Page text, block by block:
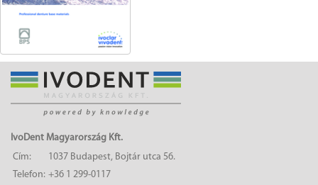
IvoDent Magyarország Kft.
Cím:
1037 Budapest, Bojtár utca 56.
Telefon: +36 1 299-0117